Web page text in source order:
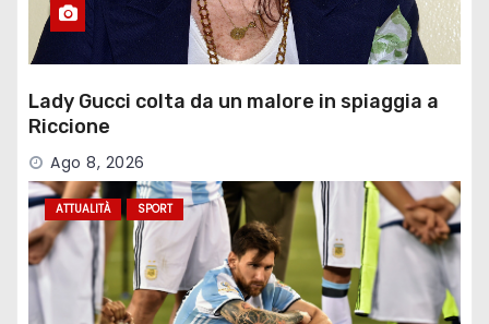
Lady Gucci colta da un malore in spiaggia a
Riccione
Ago 8, 2026
ATTUALITÀ SPORT